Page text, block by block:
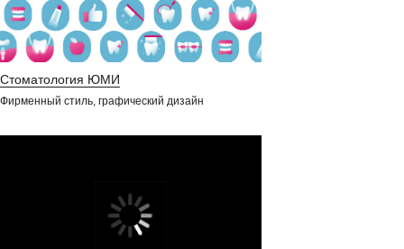
Стоматология ЮМИ
Фирменный стиль, графический дизайн